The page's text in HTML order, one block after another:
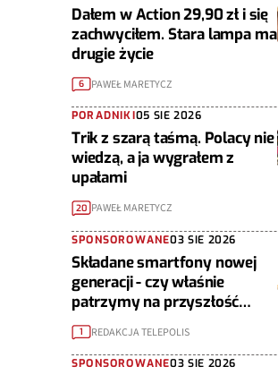
Dałem w Action 29,90 zł i się
zachwyciłem. Stara lampa ma
drugie życie
6 PAWEŁ MARETYCZ
PORADNIKI05 SIE 2026
Trik z szarą taśmą. Polacy nie
wiedzą, a ja wygrałem z
upałami
20 PAWEŁ MARETYCZ
SPONSOROWANE03 SIE 2026
Składane smartfony nowej
generacji - czy właśnie
patrzymy na przyszłość
urządzeń mobilnych?
1 REDAKCJA TELEPOLIS
SPONSOROWANE03 SIE 2026